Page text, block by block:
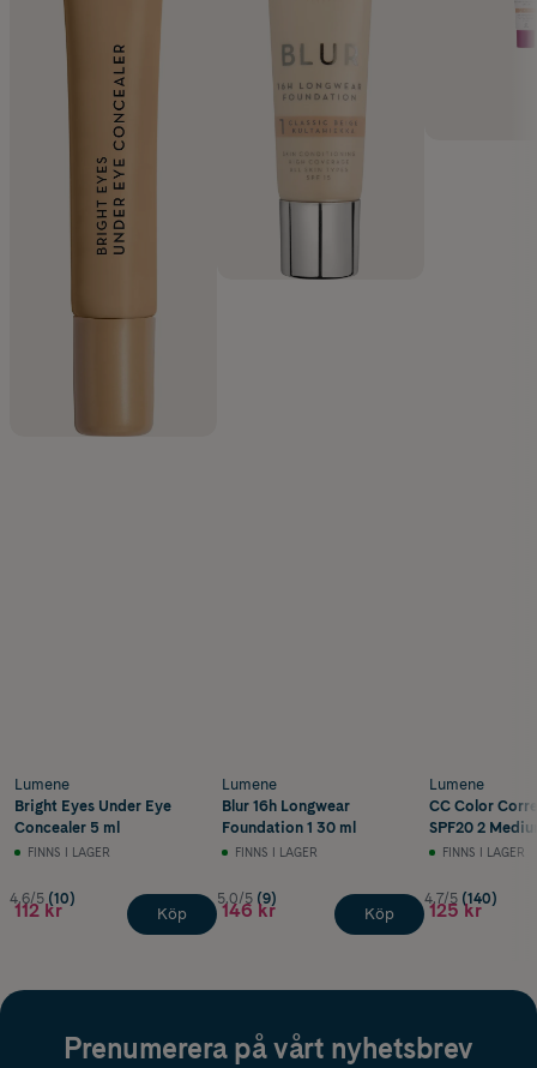
Lumene
Bright Eyes Under Eye
Concealer 5 ml
FINNS I LAGER
4.6/5 (10)
112 kr Köp
Lumene
Blur 16h Longwear
Foundation 1 30 ml
FINNS I LAGER
5.0/5 (9)
146 kr Köp
Lumene
CC Color
SPF20 2
FINNS I LAGER
4.7/5 (140)
125 kr
Prenumerera på vårt nyhetsbrev